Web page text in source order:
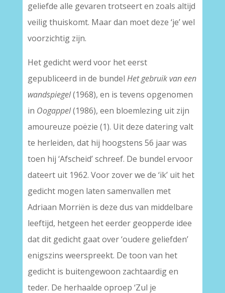
geliefde alle gevaren trotseert en zoals altijd
veilig thuiskomt. Maar dan moet deze ‘je’ wel
voorzichtig zijn.
Het gedicht werd voor het eerst
gepubliceerd in de bundel Het gebruik van een
wandspiegel(1968), en is tevens opgenomen
in Oogappel(1986), een bloemlezing uit zijn
amoureuze poëzie (1). Uit deze datering valt
te herleiden, dat hij hoogstens 56 jaar was
toen hij ‘Afscheid’ schreef. De bundel ervoor
dateert uit 1962. Voor zover we de ‘ik’ uit het
gedicht mogen laten samenvallen met
Adriaan Morriën is deze dus van middelbare
leeftijd, hetgeen het eerder geopperde idee
dat dit gedicht gaat over ‘oudere geliefden’
enigszins weerspreekt. De toon van het
gedicht is buitengewoon zachtaardig en
teder. De herhaalde oproep ‘Zul je